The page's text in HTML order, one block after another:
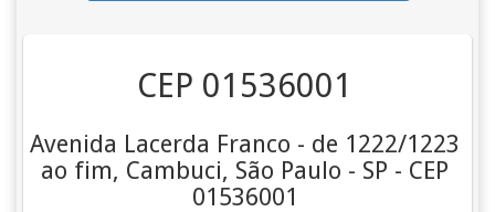
CEP 01536001
Avenida Lacerda Franco - de 1222/1223
ao fim, Cambuci, São Paulo - SP - CEP
01536001